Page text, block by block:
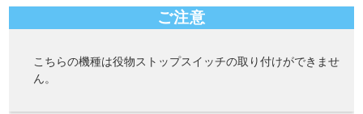
ご注意
こちらの機種は役物ストップスイッチの取り付けができませ
ん。